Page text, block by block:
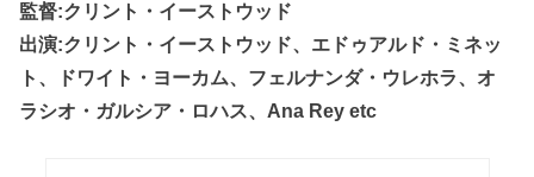
監督:クリント・イーストウッド
出演:クリント・イーストウッド、エドゥアルド・ミネッ
ト、ドワイト・ヨーカム、フェルナンダ・ウレホラ、オ
ラシオ・ガルシア・ロハス、Ana Rey etc